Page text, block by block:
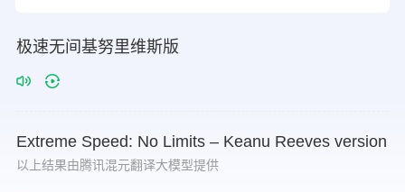
极速无间基努里维斯版
Extreme Speed: No Limits – Keanu Reeves version
以上结果由腾讯混元翻译大模型提供